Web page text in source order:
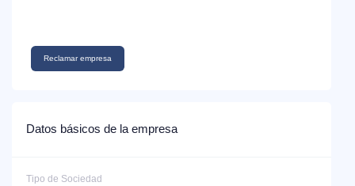
Reclamar empresa
Datos básicos de la empresa
Tipo de Sociedad